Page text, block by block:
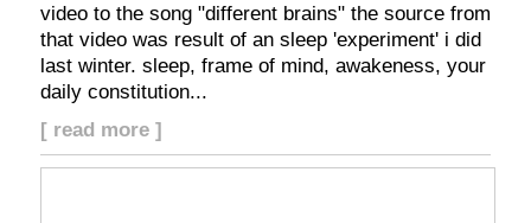
video to the song "different brains" the source from
that video was result of an sleep 'experiment' i did
last winter. sleep, frame of mind, awakeness, your
daily constitution...
[ read more ]